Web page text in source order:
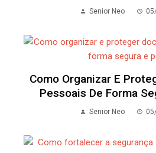
Senior Neo
Como Organizar E
Pessoais De Forma
Senior Neo